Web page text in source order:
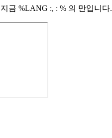
금 %LANG :, : % 의 만입니다.